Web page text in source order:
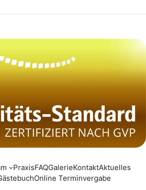
PraxisFAQGalerieKontaktAktuelles
Online Terminvergabe